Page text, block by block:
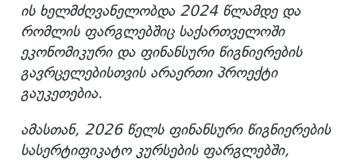
ის ხელმძღვანელობდა 2024 წლამდე და
რომლის ფარგლებშიც საქართველოში
ეკონომიკური და ფინანსური წიგნიერების
გავრცელებისთვის არაერთი პროექტი
გაუკეთებია.
ამასთან, 2026 წელს ფინანსური წიგნიერების
სასერტიფიკატო კურსების ფარგლებში,